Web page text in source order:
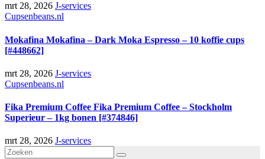
mrt 28, 2026 J-services
Cupsenbeans.nl
Mokafina Mokafina – Dark Moka Espresso – 10 koffie cups
[#448662]
mrt 28, 2026 J-services
Cupsenbeans.nl
Fika Premium Coffee Fika Premium Coffee – Stockholm
Superieur – 1kg bonen [#374846]
mrt 28, 2026 J-services